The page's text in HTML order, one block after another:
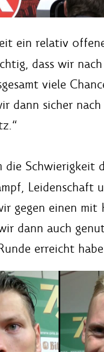
ein relativ
dass wir
viele
dann sicher
die Schwierigkeit
gegen einen mit
dann auch
erreicht